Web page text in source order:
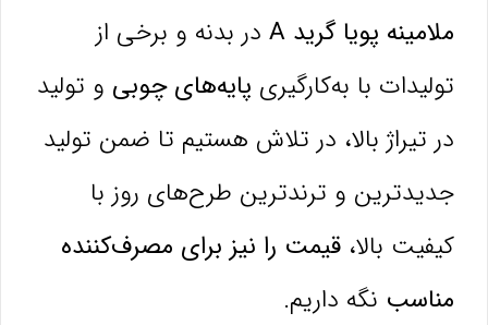
ملامینه پویا گرید A
در بدنه و برخی از
تولیدات با به‌کارگیری پایه‌های چوبی و تولید
در تیراژ بالا، در تلاش هستیم تا ضمن تولید
جدیدترین و ترندترین طرح‌های روز با
کیفیت بالا، قیمت را نیز برای مصرف‌کننده
مناسب نگه داریم.